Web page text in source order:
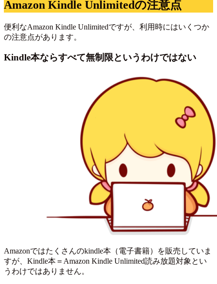
Amazon Kindle Unlimitedの注意点
便利なAmazon Kindle Unlimitedですが、利用時にはいくつか
の注意点があります。
Kindle本ならすべて無制限というわけではない
Amazonではたくさんのkindle本（電子書籍）を販売していま
すが、Kindle本＝Amazon Kindle Unlimited読み放題対象とい
うわけではありません。